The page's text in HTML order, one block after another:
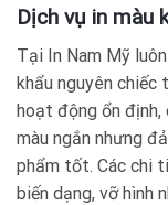
Dịch vụ in màu
Tại In Nam Mỹ
khẩu nguyên chiếc
hoạt động ổn định,
màu ngắn nhưng
phẩm tốt. Các chi
biến dạng, vỡ hình